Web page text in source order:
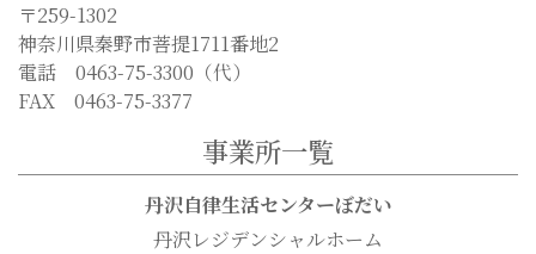
〒259-1302
神奈川県秦野市菩提1711番地2
電話 0463-75-3300（代）
FAX 0463-75-3377
事業所一覧
丹沢自律生活センターぼだい
丹沢レジデンシャルホーム